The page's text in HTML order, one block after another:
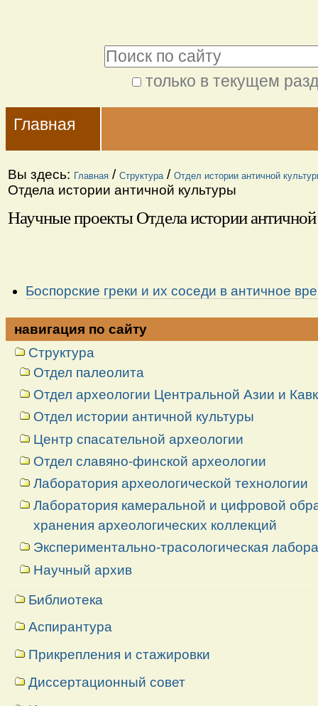
содержимому.
Перейти
навигации
только в текущем
поиск
Navigation
Главная
Вы здесь: Главная / Структура / Отдел истории античной
Отдела истории античной культуры
Научные проекты Отдела истории
Боспорские греки и их соседи в античное
навигация по сайту
Структура
Отдел палеолита
Отдел археологии Центральной Азии и
Отдел истории античной культуры
Центр спасательной археологии
Отдел славяно-финской археологии
Лаборатория археологической технологии
Лаборатория камеральной и цифровой
хранения археологических коллекций
Экспериментально-трасологическая
Научный архив
Библиотека
Аспирантура
Прикрепления и стажировки
Диссертационный совет